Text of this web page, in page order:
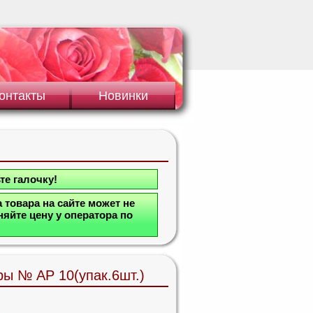
Новинки
галочку!
на сайте может не
цену у оператора по
№ АР 10(упак.6шт.)